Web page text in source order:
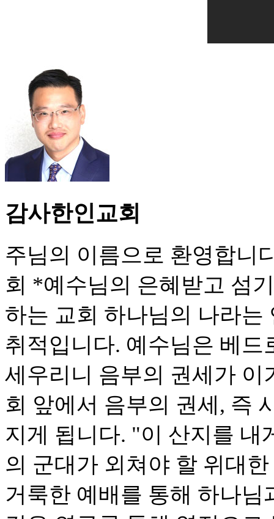
감사한인교회
주님의 이름으로 환영합니
회 *예수님의 은혜받고 섬
하는 교회 하나님의 나라
취적입니다. 예수님은 베
세우리니 음부의 권세가
회 앞에서 음부의 권세, 즉
지게 됩니다. "이 산지를 내
의 군대가 외쳐야 할 위대
거룩한 예배를 통해 하나